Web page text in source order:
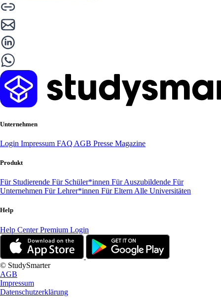
Unternehmen
Login Impressum FAQ AGB Presse Magazine
Produkt
Für Studierende Für Schüler*innen Für Auszubildende Für
Unternehmen Für Lehrer*innen Für Eltern Alle Universitäten
Help
Help CenterPremium Login
© StudySmarter
AGB
Impressum
Datenschutzerklärung